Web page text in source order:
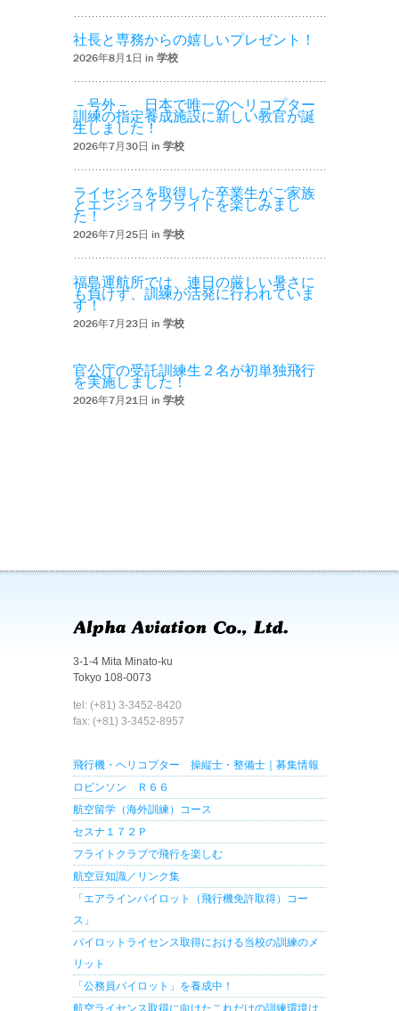
社長と専務からの嬉しいプレゼント！
2026年8月1日 in 学校
－号外－ 日本で唯一のヘリコプター
訓練の指定養成施設に新しい教官が誕
生しました！
2026年7月30日 in 学校
ライセンスを取得した卒業生がご家族
とエンジョイフライトを楽しみまし
た！
2026年7月25日 in 学校
福島運航所では、連日の厳しい暑さに
も負けず、訓練が活発に行われていま
す！
2026年7月23日 in 学校
官公庁の受託訓練生２名が初単独飛行
を実施しました！
2026年7月21日 in 学校
3-1-4 Mita Minato-ku
Tokyo 108-0073
tel: (+81) 3-3452-8420
fax: (+81) 3-3452-8957
飛行機・ヘリコプター 操縦士・整備士｜募集情報
ロビンソン Ｒ６６
航空留学（海外訓練）コース
セスナ１７２Ｐ
フライトクラブで飛行を楽しむ
航空豆知識／リンク集
「エアラインパイロット（飛行機免許取得）コー
ス」
パイロットライセンス取得における当校の訓練のメ
リット
「公務員パイロット」を養成中！
航空ライセンス取得に向けたこれだけの訓練環境は